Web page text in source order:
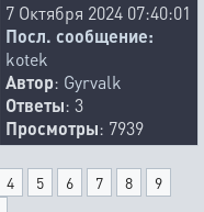
7 Октября 2024 07:40:01
Посл. сообщение:
kotek
Автор: Gyrvalk
Ответы: 3
Просмотры: 7939
4 5 6 7 8
9